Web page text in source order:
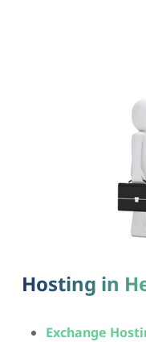
Hosting in
Exchange